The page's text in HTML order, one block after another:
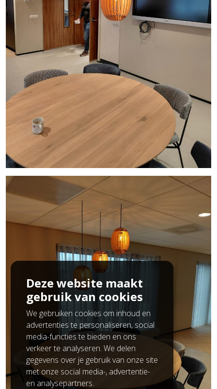
Deze website maakt
gebruik van cookies
We gebruiken cookies om inhoud en
advertenties te personaliseren, social
media-functies te bieden en ons
verkeer te analyseren. We delen
gegevens over je gebruik van onze site
met onze social media-, advertentie-
en analysepartners.